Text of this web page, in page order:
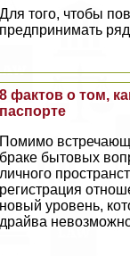
Для того, чтобы
предпринимать
8 фактов о том,
паспорте
Помимо
бpaке бытовых
личного
регистрация
новый уровень,
драйва